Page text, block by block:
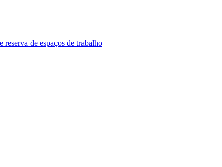
reserva de espaços de trabalho